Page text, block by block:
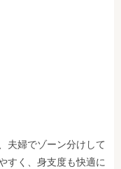
夫婦でゾーン分けして
すく、身支度も快適に